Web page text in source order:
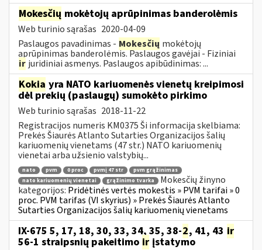
Mokesčių mokėtojų aprūpinimas banderolėmis
Web turinio sąrašas 2020-04-09
Paslaugos pavadinimas - Mokesčių mokėtojų
aprūpinimas banderolėmis. Paslaugos gavėjai - Fiziniai
ir juridiniai asmenys. Paslaugos apibūdinimas: ...
Kokia yra NATO kariuomenės vienetų kreipimosi
dėl prekių (paslaugų) sumokėto pirkimo
Web turinio sąrašas 2018-11-22
Registracijos numeris KM0375 Ši informacija skelbiama:
Prekės Šiaurės Atlanto Sutarties Organizacijos šalių
kariuomenių vienetams (47 str.) NATO kariuomenių
vienetai arba užsienio valstybių...
nato pvm 0 proc pvmį 47 str
pvm grąžinimas
nato kariuomenių vienetai
grąžinimo tvarka
Mokesčių žinyno
kategorijos: Pridėtinės vertės mokestis » PVM tarifai » 0
proc. PVM tarifas (VI skyrius) » Prekės Šiaurės Atlanto
Sutarties Organizacijos šalių kariuomenių vienetams
IX-675 5, 17, 18, 30, 33, 34, 35, 38-2, 41, 43 ir
56-1 straipsnių pakeitimo ir įstatymo